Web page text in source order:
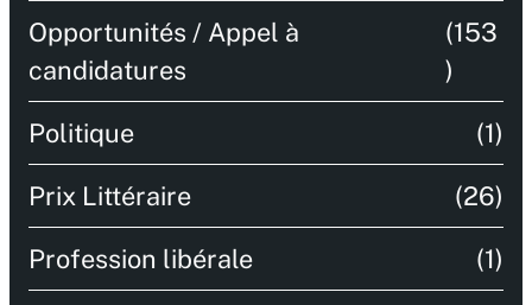
Opportunités / Appel à
candidatures
(153
)
Politique (1)
Prix Littéraire (26)
Profession libérale (1)